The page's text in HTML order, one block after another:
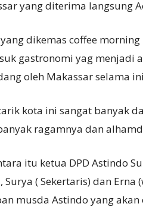
yang diterima langsung
dikemas coffee
gastronomi yag menjadi
oleh Makassar selama
kota ini sangat banyak
ragamnya dan
itu ketua DPD Astindo
Surya ( Sekertaris) dan
musda Astindo yang